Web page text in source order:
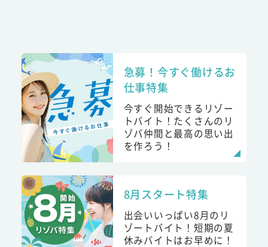
急募！今すぐ働けるお
仕事特集
今すぐ開始できるリゾー
トバイト！たくさんのリ
ゾバ仲間と最高の思い出
を作ろう！
8月スタート特集
出会いいっぱい8月のリ
ゾートバイト！短期の夏
休みバイトはお早めに！